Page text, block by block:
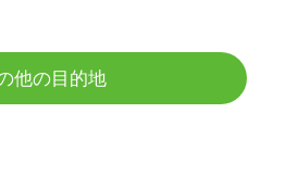
他の目的地